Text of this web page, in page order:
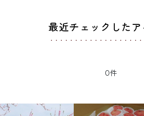
最近チェックしたア
0件